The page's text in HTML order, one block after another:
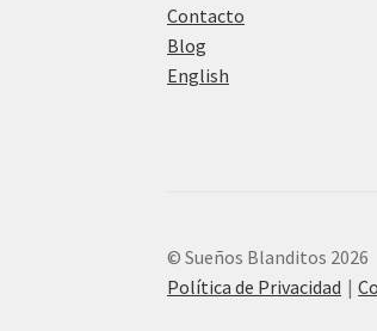
Contacto
Blog
English
© Sueños Blanditos 2026
Política de Privacidad